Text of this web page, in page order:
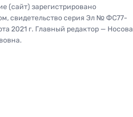
(сайт) зарегистрировано
свидетельство серия Эл № ФС77-
2021 г. Главный редактор — Носова